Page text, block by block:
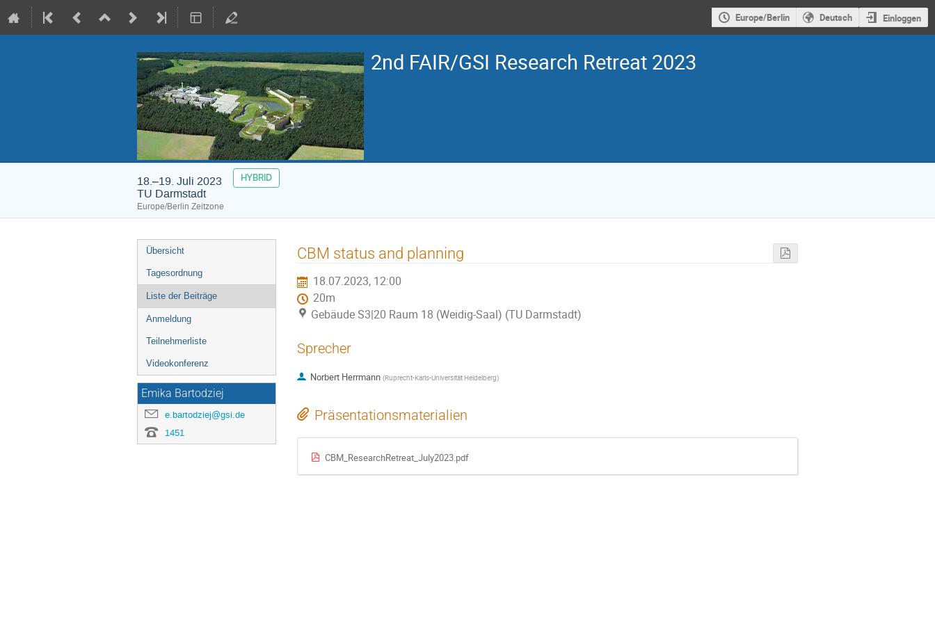
Europe/Berlin Deutsch Einloggen
2nd FAIR/GSI Research Retreat 2023
18.–19. Juli 2023 HYBRID
TU Darmstadt
Europe/Berlin Zeitzone
Veranstaltungsmenü
Übersicht
Tagesordnung
Liste der Beiträge
Anmeldung
Teilnehmerliste
Videokonferenz
Emika Bartodziej
e.bartodziej@gsi.de
1451
CBM status and planning
18.07.2023, 12:00
20m
Gebäude S3|20 Raum 18 (Weidig-Saal) (TU Darmstadt)
Sprecher
Norbert Herrmann (Ruprecht-Karls-Universität Heidelberg)
Präsentationsmaterialien
CBM_ResearchRetreat_July2023.pdf